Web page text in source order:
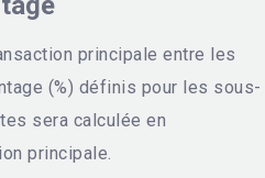
principale entre les
(%) définis pour les sous-
sera calculée en
principale.